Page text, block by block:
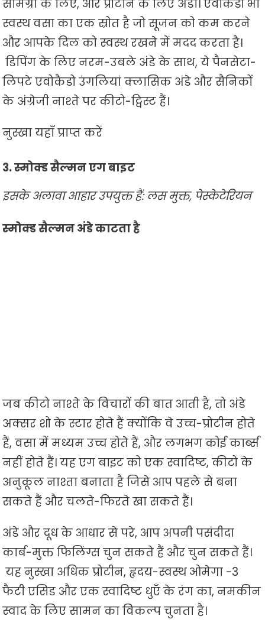
सामग्री के लिए, और प्रोटीन के लिए अंडा। एवोकैडो भी
स्वस्थ वसा का एक स्रोत है जो सूजन को कम करने
और आपके दिल को स्वस्थ रखने में मदद करता है।
डिपिंग के लिए नरम-उबले अंडे के साथ, ये पैनसेटा-
लिपटे एवोकैडो उंगलियां क्लासिक अंडे और सैनिकों
के अंग्रेजी नाश्ते पर कीटो-ट्विस्ट हैं।
नुस्खा यहाँ प्राप्त करें
3. स्मोक्ड सैल्मन एग बाइट
इसके अलावा आहार उपयुक्त हैं: लस मुक्त, पेस्केटेरियन
स्मोक्ड सैल्मन अंडे काटता है
जब कीटो नाश्ते के विचारों की बात आती है, तो अंडे
अक्सर शो के स्टार होते हैं क्योंकि वे उच्च-प्रोटीन होते
हैं, वसा में मध्यम उच्च होते हैं, और लगभग कोई कार्ब्स
नहीं होते हैं। यह एग बाइट को एक स्वादिष्ट, कीटो के
अनुकूल नाश्ता बनाता है जिसे आप पहले से बना
सकते हैं और चलते-फिरते खा सकते हैं।
अंडे और दूध के आधार से परे, आप अपनी पसंदीदा
कार्ब-मुक्त फिलिंग्स चुन सकते हैं और चुन सकते हैं।
यह नुस्खा अधिक प्रोटीन, हृदय-स्वस्थ ओमेगा -3
फैटी एसिड और एक स्वादिष्ट धुएँ के रंग का, नमकीन
स्वाद के लिए सामन का विकल्प चुनता है।